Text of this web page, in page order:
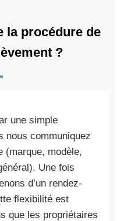
la procédure de
?
une simple
nous communiquez
(marque, modèle,
Une fois
d’un rendez-
flexibilité est
que les propriétaires